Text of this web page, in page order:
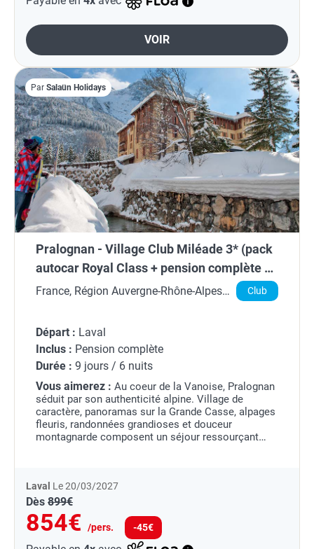
VOIR
Par Salaün Holidays
Pralognan - Village Club Miléade 3* (pack
autocar Royal Class + pension complète +
sorties raquettes)
France, Région Auvergne-Rhône-Alpes,
Club
Départ : Laval
Inclus : Pension complète
Durée : 9 jours / 6 nuits
Vous aimerez : Au coeur de la Vanoise, Pralognan
séduit par son authenticité alpine. Village de
caractère, panoramas sur la Grande Casse, alpages
fleuris, randonnées grandioses et douceur
montagnarde composent un séjour ressourçant
Laval Le 20/03/2027
Dès 899€
854€ /pers. -45€